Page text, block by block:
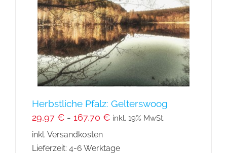
können
auf
der
Produktseite
gewählt
werden
Herbstliche Pfalz: Gelterswoog
29,97 € - 167,70 € inkl. 19% MwSt.
inkl. Versandkosten
Lieferzeit: 4-6 Werktage